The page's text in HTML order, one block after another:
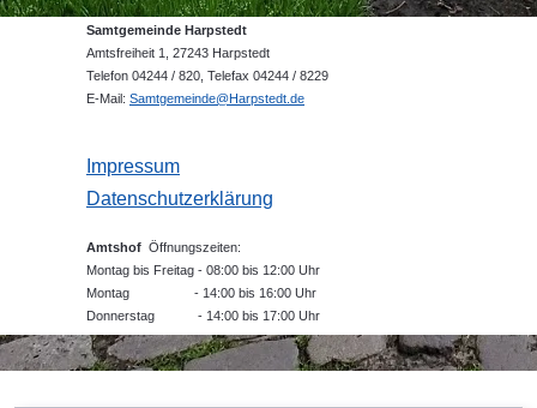
Samtgemeinde Harpstedt
Amtsfreiheit 1, 27243 Harpstedt
Telefon 04244 / 820, Telefax 04244 / 8229
E-Mail: Samtgemeinde@Harpstedt.de
Impressum
Datenschutzerklärung
Amtshof Öffnungszeiten:
Montag bis Freitag - 08:00 bis 12:00 Uhr
Montag - 14:00 bis 16:00 Uhr
Donnerstag - 14:00 bis 17:00 Uhr